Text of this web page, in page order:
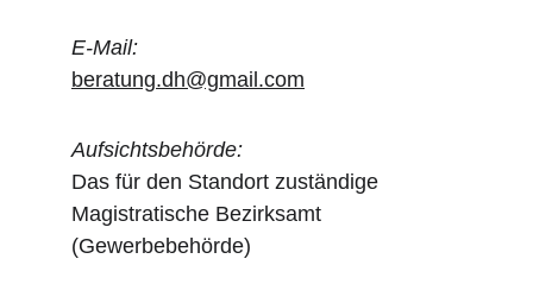
E-Mail:
beratung.dh@gmail.com
Aufsichtsbehörde:
Das für den Standort zuständige
Magistratische Bezirksamt
(Gewerbebehörde)​